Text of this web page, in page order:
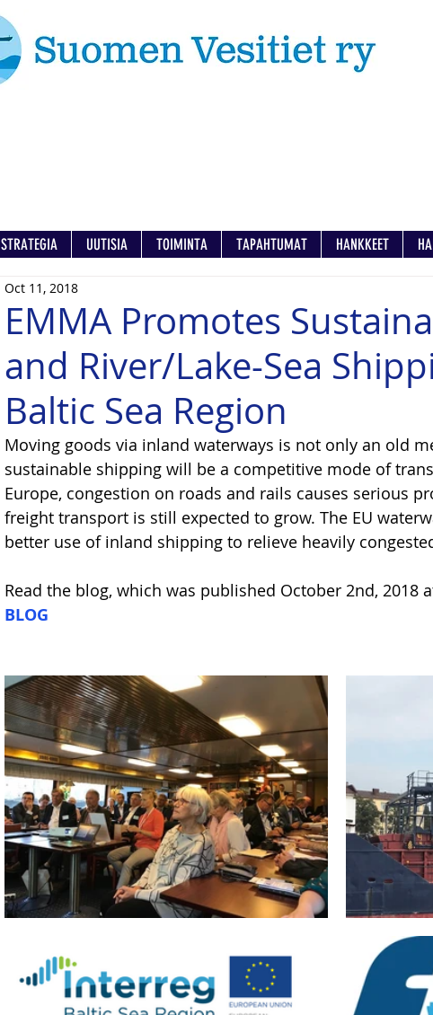
STRATEGIA UUTISIA TOIMINTA TAPAHTUMAT HANKKEET
EMMA Promotes
and River/Lake-Sea
Baltic Sea Region
Oct 11, 2018
Moving goods via inland waterways is not only an old
sustainable shipping will be a competitive mode of
Europe, congestion on roads and rails causes serious
freight transport is still expected to grow. The EU
better use of inland shipping to relieve heavily
Read the blog, which was published October 2nd, 2018
BLOG